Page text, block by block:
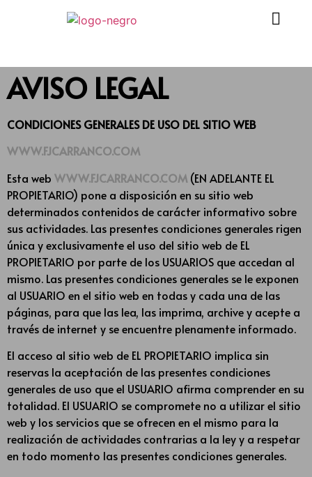
AVISO LEGAL
CONDICIONES GENERALES DE USO DEL SITIO WEB
WWW.FJCARRANCO.COM
Esta web WWW.FJCARRANCO.COM (EN ADELANTE EL
PROPIETARIO) pone a disposición en su sitio web
determinados contenidos de carácter informativo sobre
sus actividades. Las presentes condiciones generales rigen
única y exclusivamente el uso del sitio web de EL
PROPIETARIO por parte de los USUARIOS que accedan al
mismo. Las presentes condiciones generales se le exponen
al USUARIO en el sitio web en todas y cada una de las
páginas, para que las lea, las imprima, archive y acepte a
través de internet y se encuentre plenamente informado.
El acceso al sitio web de EL PROPIETARIO implica sin
reservas la aceptación de las presentes condiciones
generales de uso que el USUARIO afirma comprender en su
totalidad. El USUARIO se compromete no a utilizar el sitio
web y los servicios que se ofrecen en el mismo para la
realización de actividades contrarias a la ley y a respetar
en todo momento las presentes condiciones generales.